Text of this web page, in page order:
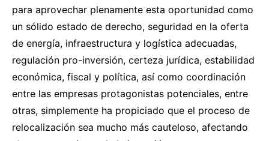
para aprovechar plenamente esta oportunidad como
un sólido estado de derecho, seguridad en la oferta
de energía, infraestructura y logística adecuadas,
regulación pro-inversión, certeza jurídica, estabilidad
económica, fiscal y política, así como coordinación
entre las empresas protagonistas potenciales, entre
otras, simplemente ha propiciado que el proceso de
relocalización sea mucho más cauteloso, afectando